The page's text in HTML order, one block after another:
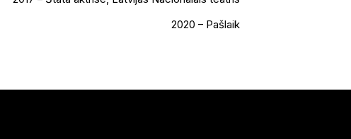
2020 – Pašlaik